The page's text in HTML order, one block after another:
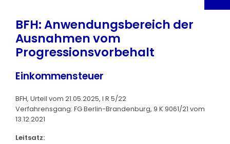
BFH: Anwendungsbereich der
Ausnahmen vom
Progressionsvorbehalt
Einkommensteuer
BFH, Urteil vom 21.05.2025, I R 5/22
Verfahrensgang: FG Berlin-Brandenburg, 9 K 9061/21 vom
13.12.2021
Leitsatz: